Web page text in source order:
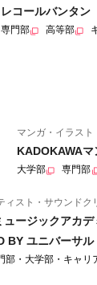
レコールバンタン
専門部 高等部
マンガ・イラス
KADOKAWA
大学部 専門部
ィスト・サウンドク
ュージックアカデ
BY ユニバーサル
部・大学部・キャリ